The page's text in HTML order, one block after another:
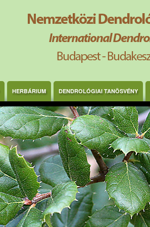
HERBÁRIUM DENDROLÓGIAI TANÖSVÉNY